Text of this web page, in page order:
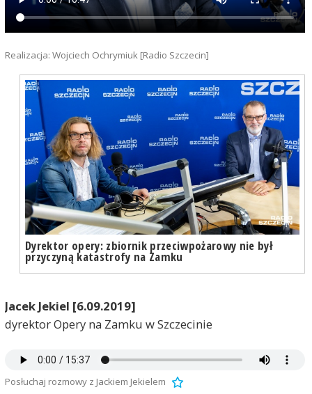
Realizacja: Wojciech Ochrymiuk [Radio Szczecin]
Dyrektor opery: zbiornik przeciwpożarowy nie był
przyczyną katastrofy na Zamku
Jacek Jekiel [6.09.2019]
dyrektor Opery na Zamku w Szczecinie
Posłuchaj rozmowy z Jackiem Jekielem